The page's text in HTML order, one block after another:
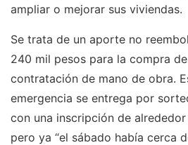
ampliar o mejorar sus viviendas.
Se trata de un aporte no
240 mil pesos para la compra
contratación de mano de obra.
emergencia se entrega por
con una inscripción de
pero ya “el sábado había cerca